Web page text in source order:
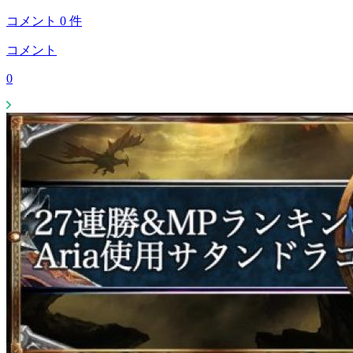
コメント 0 件
コメント
0